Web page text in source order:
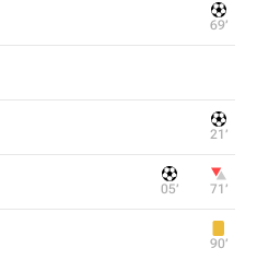
69‎’‎
21‎’‎
05‎’‎ 71‎’‎
90‎’‎